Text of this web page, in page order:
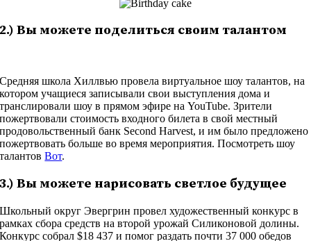
2.) Вы можете поделиться своим талантом
Средняя школа Хиллвью провела виртуальное шоу талантов, на
котором учащиеся записывали свои выступления дома и
транслировали шоу в прямом эфире на YouTube. Зрители
пожертвовали стоимость входного билета в свой местный
продовольственный банк Second Harvest, и им было предложено
пожертвовать больше во время мероприятия. Посмотреть шоу
талантовВот.
3.) Вы можете нарисовать светлое будущее
Школьный округ Эвергрин провел художественный конкурс в
рамках сбора средств на второй урожай Силиконовой долины.
Конкурс собрал $18 437 и помог раздать почти 37 000 обедов